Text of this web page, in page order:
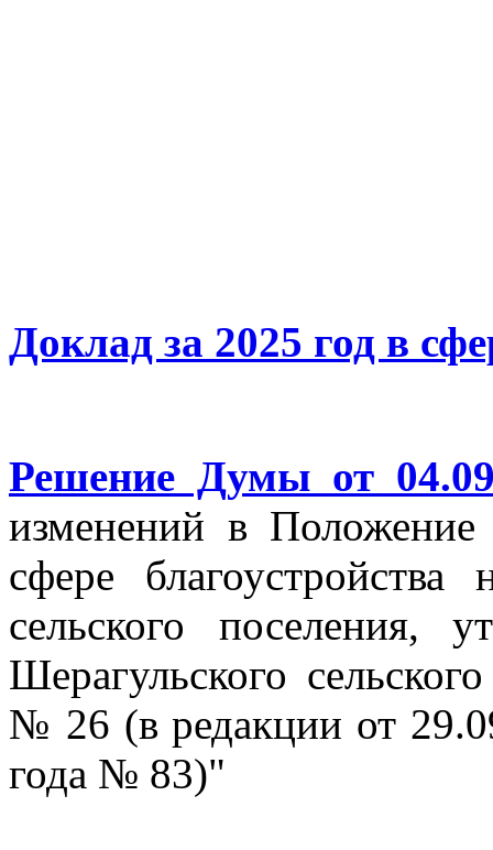
Доклад за 2025 год в
Решение Думы от
изменений в
сфере благоустройства
сельского поселения,
Шерагульского
№ 26 (в редакции от
года № 83)"